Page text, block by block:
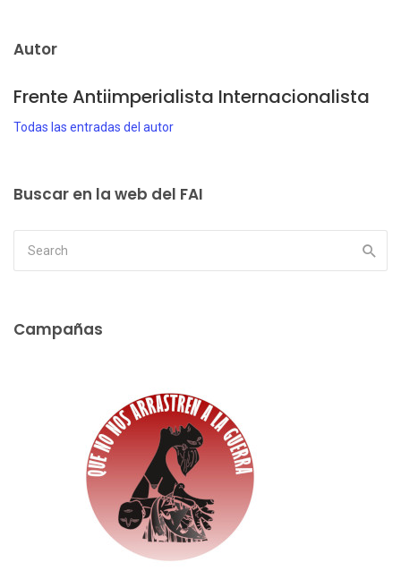
Autor
Frente Antiimperialista Internacionalista
Todas las entradas del autor
Buscar en la web del FAI
Campañas